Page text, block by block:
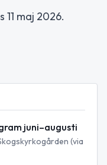
maj 2026.
juni–augusti
(via